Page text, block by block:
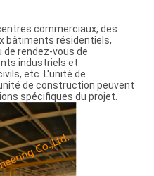
commerciaux, des
bâtiments résidentiels,
rendez-vous de
industriels et
etc. L'unité de
de construction peuvent
spécifiques du projet.